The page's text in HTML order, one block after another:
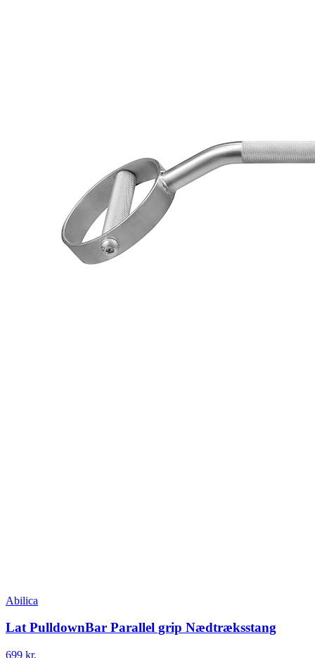
Abilica
Lat PulldownBar Parallel grip Nædtræksstang
699 kr.